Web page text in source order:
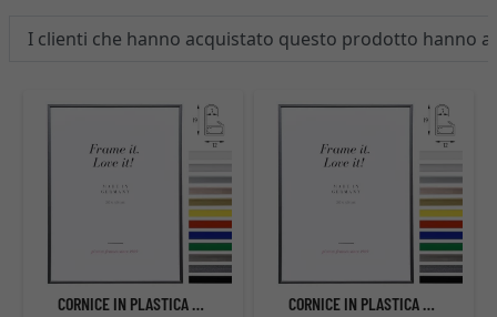
I clienti che hanno acquistato questo prodotto hanno
CORNICE IN PLASTICA ART CORNICE IN PLASTICA ART